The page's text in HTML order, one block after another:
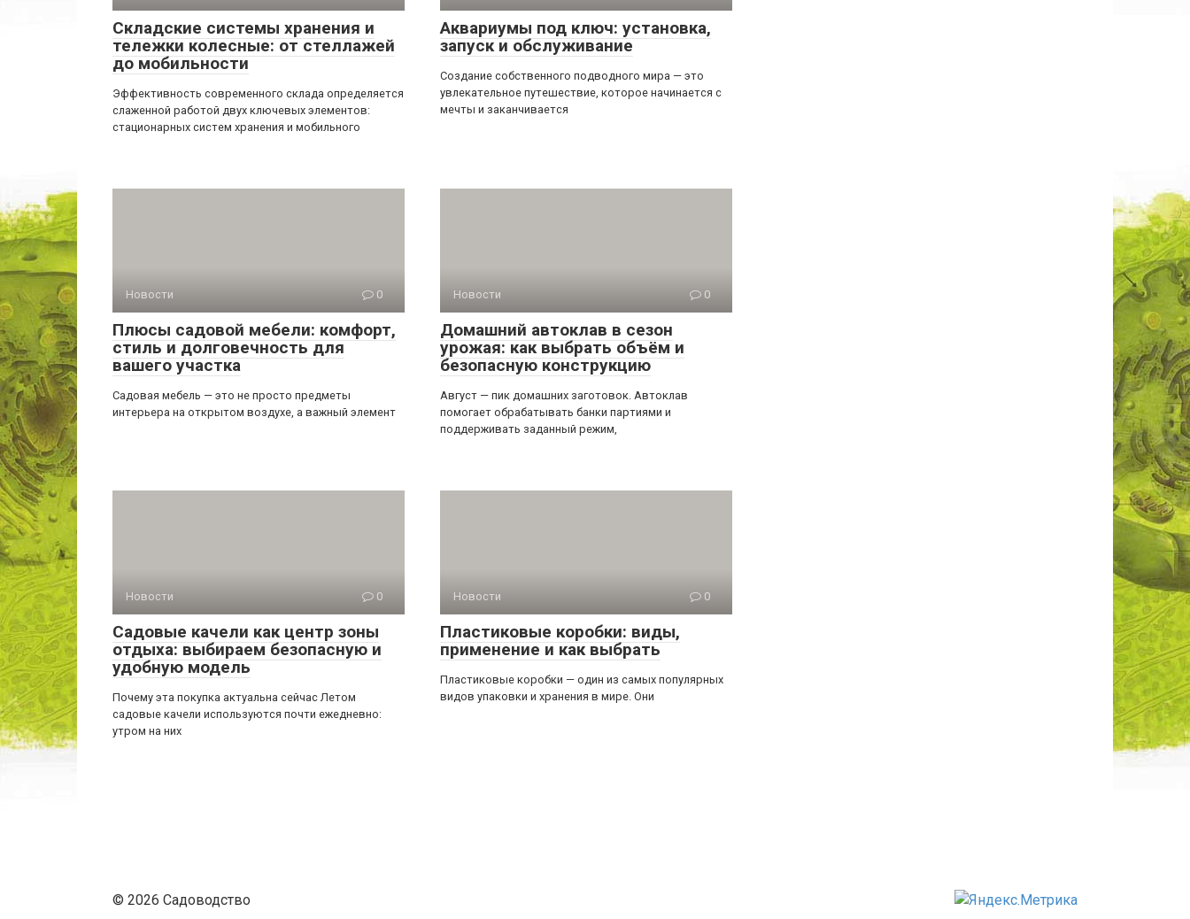
Складские системы хранения и
тележки колесные: от стеллажей
до мобильности
Эффективность современного склада определяется
слаженной работой двух ключевых элементов:
стационарных систем хранения и мобильного
Аквариумы под ключ: установка,
запуск и обслуживание
Создание собственного подводного мира — это
увлекательное путешествие, которое начинается с
мечты и заканчивается
Новости 0
Плюсы садовой мебели: комфорт,
стиль и долговечность для
вашего участка
Садовая мебель — это не просто предметы
интерьера на открытом воздухе, а важный элемент
Новости 0
Домашний автоклав в сезон
урожая: как выбрать объём и
безопасную конструкцию
Август — пик домашних заготовок. Автоклав
помогает обрабатывать банки партиями и
поддерживать заданный режим,
Новости 0
Садовые качели как центр зоны
отдыха: выбираем безопасную и
удобную модель
Почему эта покупка актуальна сейчас Летом
садовые качели используются почти ежедневно:
утром на них
Новости 0
Пластиковые коробки: виды,
применение и как выбрать
Пластиковые коробки — один из самых популярных
видов упаковки и хранения в мире. Они
© 2026 Садоводство